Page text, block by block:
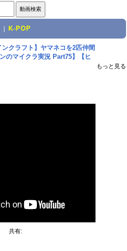
K-POP
ンクラフト】ヤマネコを2匹仲間
のマイクラ実況 Part75】【ヒ
もっと見る
共有: